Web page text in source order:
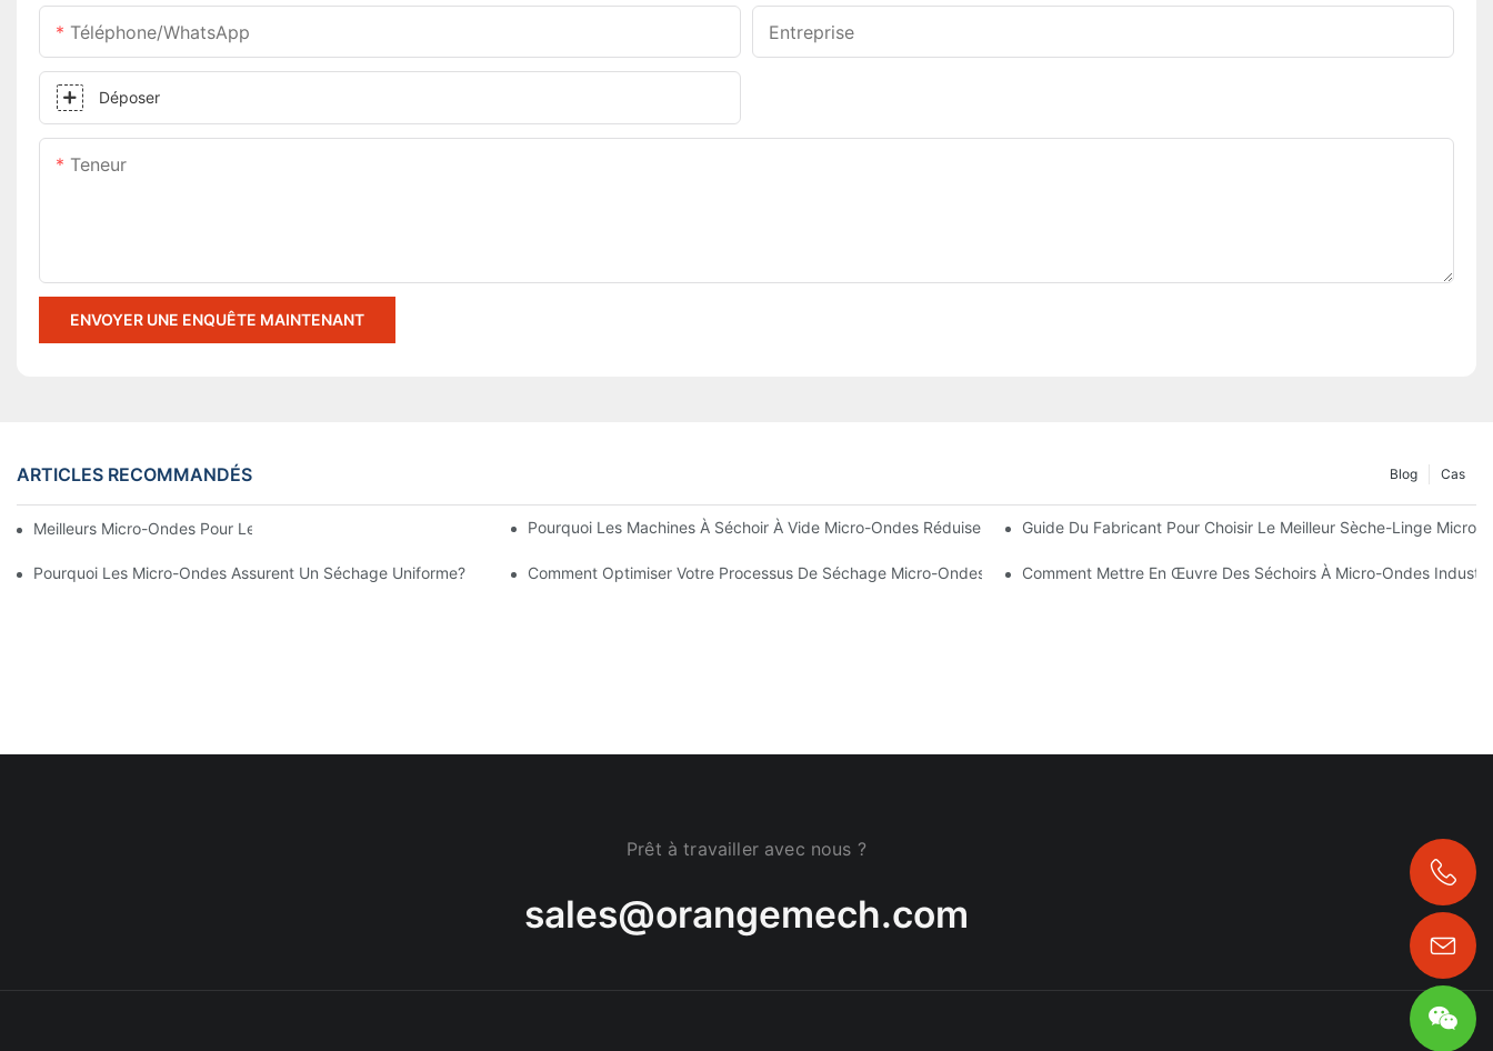
Téléphone/WhatsApp Entreprise
Déposer
Teneur
ENVOYER UNE ENQUÊTE MAINTENANT
ARTICLES RECOMMANDÉS Cas
Blog
Meilleurs Micro-Ondes Pour Les Problèmes De Sèche-Linge Pourquoi Les Machines À Séchoir À Vide Micro-Ondes Réduisent Les CoûtsGuide Du Fabricant Pour Choisir Le Meilleur Sèche-Linge Micro-
Pourquoi Les Micro-Ondes Assurent Un Séchage Uniforme? Comment Optimiser Votre Processus De Séchage Micro-Ondes Avec La Bonne MachineComment Mettre En Œuvre Des Séchoirs À Micro-Ondes
Prêt à travailler avec nous ?
sales@orangemech.com